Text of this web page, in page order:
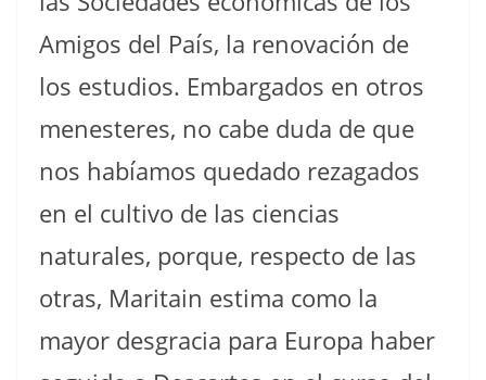
Amigos del País, la renovación de
los estudios. Embargados en otros
menesteres, no cabe duda de que
nos habíamos quedado rezagados
en el cultivo de las ciencias
naturales, porque, respecto de las
otras, Maritain estima como la
mayor desgracia para Europa haber